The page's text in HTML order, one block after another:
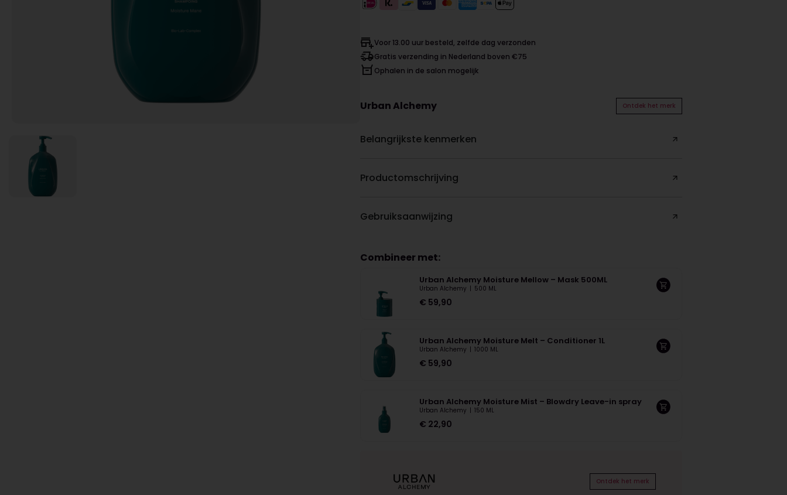
Voor 13.00 uur besteld, zelfde dag verzonden
Gratis verzending in Nederland boven €75
Ophalen in de salon mogelijk
Urban Alchemy Ontdek het merk
Belangrijkste kenmerken
Productomschrijving
Gebruiksaanwijzing
Combineer met:
Urban Alchemy Moisture Mellow – Mask 500ML
Urban Alchemy 500 ML
€ 59,90
Urban Alchemy Moisture Melt – Conditioner 1L
Urban Alchemy 1000 ML
€ 59,90
Urban Alchemy Moisture Mist – Blowdry Leave-in spray
Urban Alchemy 150 ML
€ 22,90
Ontdek het merk